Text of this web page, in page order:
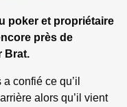
poker et propriétaire
près de
Brat.
confié ce qu’il
alors qu’il vient